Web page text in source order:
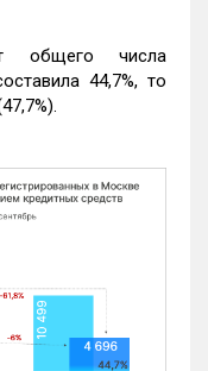
общего числа
44,7%, то